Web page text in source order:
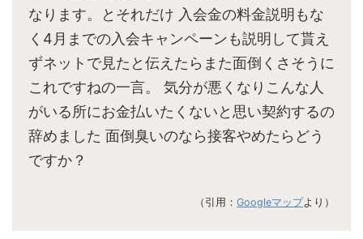
なります。とそれだけ 入会金の料金説明もな
く4月までの入会キャンペーンも説明して貰え
ずネットで見たと伝えたらまた面倒くさそうに
これですねの一言。 気分が悪くなりこんな人
がいる所にお金払いたくないと思い契約するの
辞めました 面倒臭いのなら接客やめたらどう
ですか？
（引用： Googleマップより）